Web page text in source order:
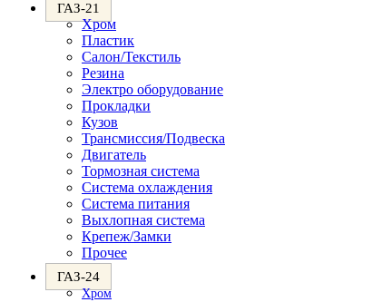
ГАЗ-21
Хром
Пластик
Салон/Текстиль
Резина
Электро оборудование
Прокладки
Кузов
Трансмиссия/Подвеска
Двигатель
Тормозная система
Система охлаждения
Система питания
Выхлопная система
Крепеж/Замки
Прочее
ГАЗ-24
Хром